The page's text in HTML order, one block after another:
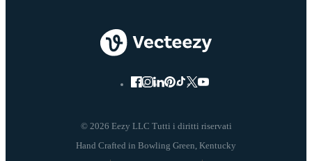
© 2026 Eezy LLC Tutti i diritti riservati